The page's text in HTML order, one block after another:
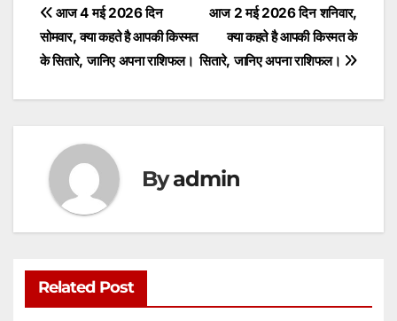
A
p
p
b
o
o
e
n
g
Post
navigation
आज 2 मई 2026 दिन शनिवार,
क्या कहते है आपकी किस्मत के
सितारे, जानिए अपना राशिफल।
आज 4 मई 2026 दिन
सोमवार, क्या कहते है आपकी किस्मत
के सितारे, जानिए अपना राशिफल।
Byadmin
Related Post